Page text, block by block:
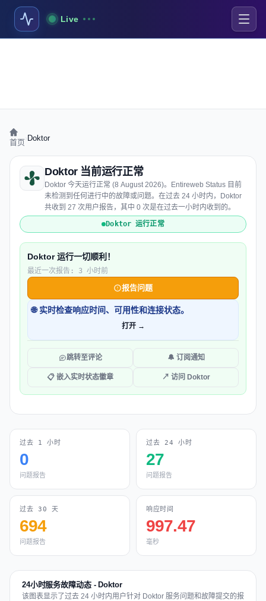
Live
首页 Doktor
Doktor 当前运行正常
Doktor 今天运行正常 (8 August 2026)。Entireweb Status 目前
未检测到任何进行中的故障或问题。在过去 24 小时内，Doktor
共收到 27 次用户报告，其中 0 次是在过去一小时内收到的。
Doktor 运行正常
Doktor 运行一切顺利！
最近一次报告: 3 小时前
报告问题
🌐 实时检查响应时间、可用性和连接状态。
打开 →
跳转至评论 🔔 订阅通知
📋 嵌入实时状态徽章 ↗ 访问 Doktor
过去 1 小时
0
问题报告
过去 24 小时
27
问题报告
过去 30 天
694
问题报告
响应时间
997.47
毫秒
24小时服务故障动态 - Doktor
该图表显示了过去 24 小时内用户针对 Doktor 服务问题和故障提交的报